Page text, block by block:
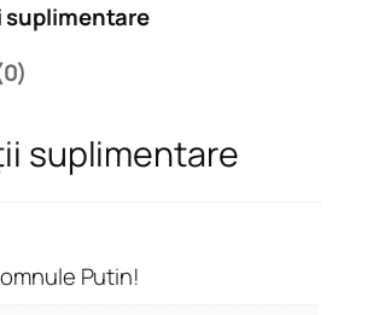
suplimentare
Putin!